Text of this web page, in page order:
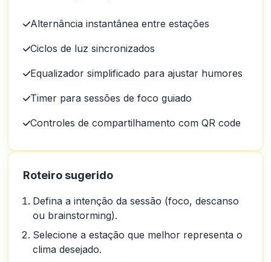
Alternância instantânea entre estações
Ciclos de luz sincronizados
Equalizador simplificado para ajustar humores
Timer para sessões de foco guiado
Controles de compartilhamento com QR code
Roteiro sugerido
Defina a intenção da sessão (foco, descanso
ou brainstorming).
Selecione a estação que melhor representa o
clima desejado.